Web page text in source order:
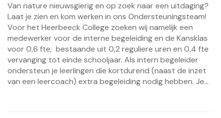
Van nature nieuwsgierig en op zoek naar een uitdaging?
Laat je zien en kom werken in ons Ondersteuningsteam!
Voor het Heerbeeck College zoeken wij namelijk een
medewerker voor de interne begeleiding en de Kansklas
voor 0,6 fte; bestaande uit 0,2 reguliere uren en 0,4 fte
vervanging tot einde schooljaar. Als intern begeleider
ondersteun je leerlingen die kortdurend (naast de inzet
van een leercoach) extra begeleiding nodig hebben. Je...